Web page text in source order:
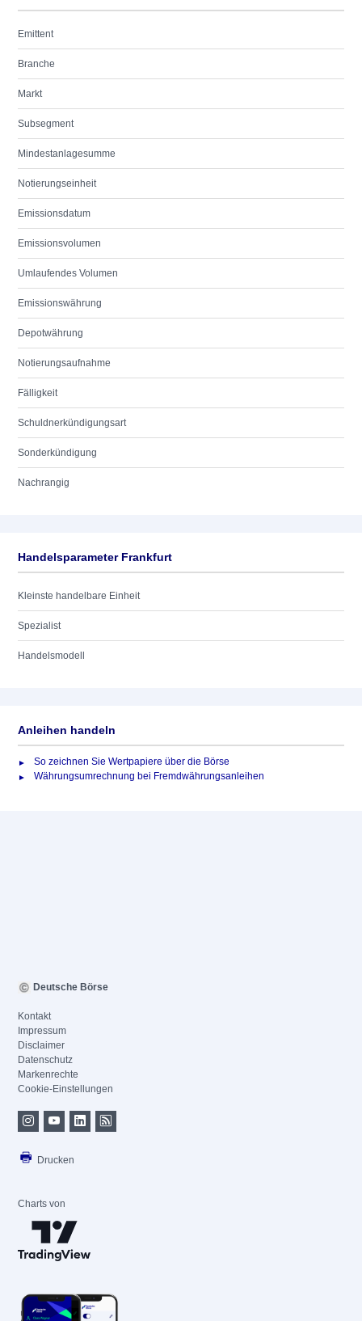
Emittent
Branche
Markt
Subsegment
Mindestanlagesumme
Notierungseinheit
Emissionsdatum
Emissionsvolumen
Umlaufendes Volumen
Emissionswährung
Depotwährung
Notierungsaufnahme
Fälligkeit
Schuldnerkündigungsart
Sonderkündigung
Nachrangig
Handelsparameter Frankfurt
Kleinste handelbare Einheit
Spezialist
Handelsmodell
Anleihen handeln
So zeichnen Sie Wertpapiere über die Börse
Währungsumrechnung bei Fremdwährungsanleihen
Deutsche Börse
Kontakt
Impressum
Disclaimer
Datenschutz
Markenrechte
Cookie-Einstellungen
Drucken
Charts von